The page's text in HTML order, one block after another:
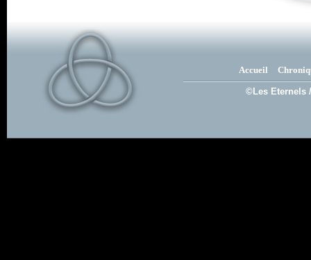
Accueil
©Les Eternels